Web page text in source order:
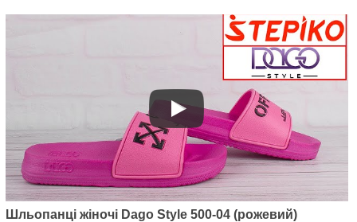
Шльопанці жіночі Dago Style 500-04 (рожевий)